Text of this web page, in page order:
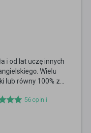
i od lat uczę innych
Wielu
lub równy 100% z...
56 opinii